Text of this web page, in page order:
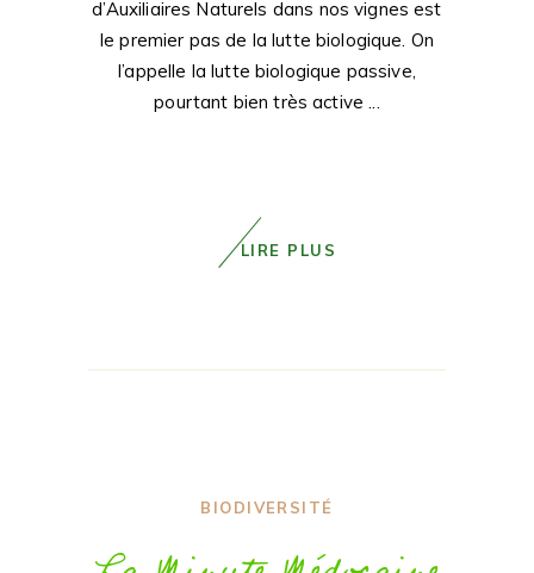
d’Auxiliaires Naturels dans nos vignes est
le premier pas de la lutte biologique. On
l’appelle la lutte biologique passive,
pourtant bien très active
LIRE PLUS
BIODIVERSITÉ